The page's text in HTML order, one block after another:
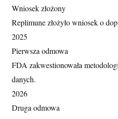
Wniosek złożony
Replimune złożyło wniosek o
2025
Pierwsza odmowa
FDA zakwestionowała
danych.
2026
Druga odmowa